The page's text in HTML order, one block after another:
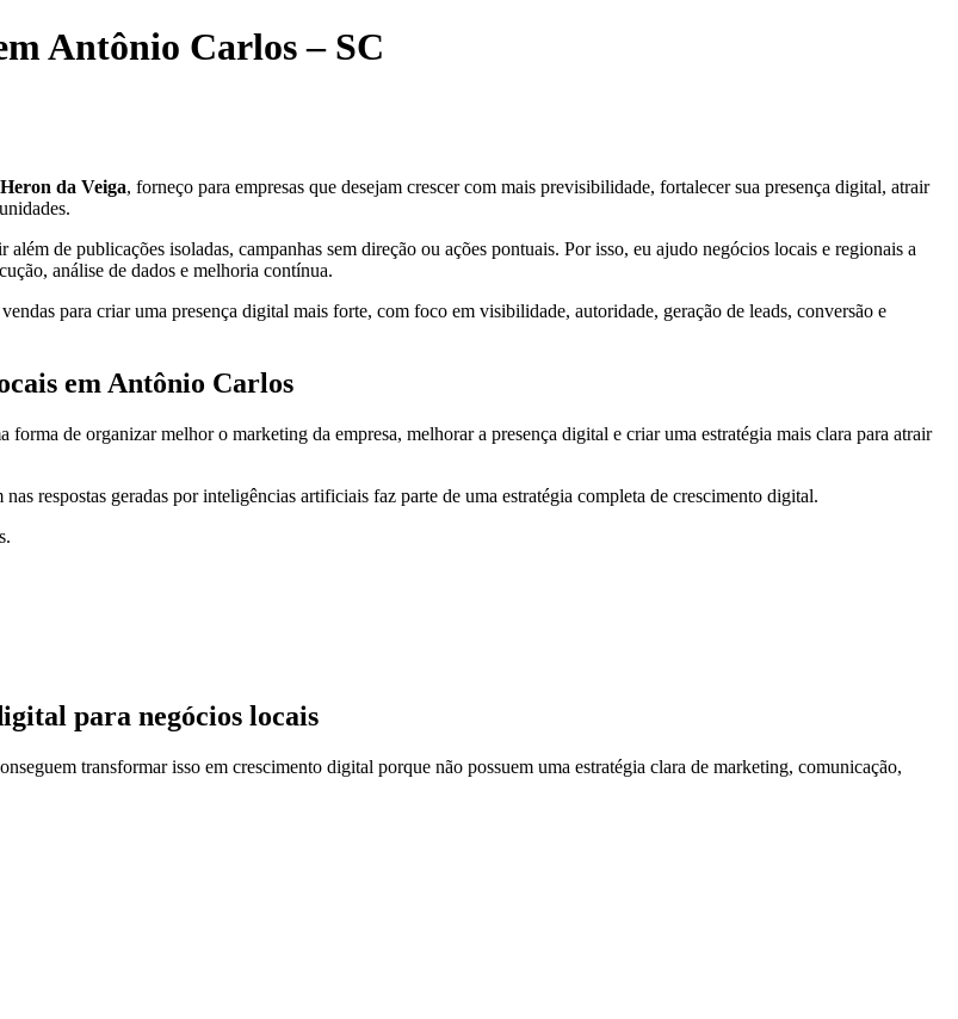
Antônio Carlos – SC
Heron da Veiga, forneço para empresas que desejam crescer com mais previsibilidade, fortalecer sua presença digital, atrair
além de publicações isoladas, campanhas sem direção ou ações pontuais. Por isso, eu ajudo negócios locais e regionais a
análise de dados e melhoria contínua.
para criar uma presença digital mais forte, com foco em visibilidade, autoridade, geração de leads, conversão e
em Antônio Carlos
forma de organizar melhor o marketing da empresa, melhorar a presença digital e criar uma estratégia mais clara para atrair
respostas geradas por inteligências artificiais faz parte de uma estratégia completa de crescimento digital.
para negócios locais
transformar isso em crescimento digital porque não possuem uma estratégia clara de marketing, comunicação,